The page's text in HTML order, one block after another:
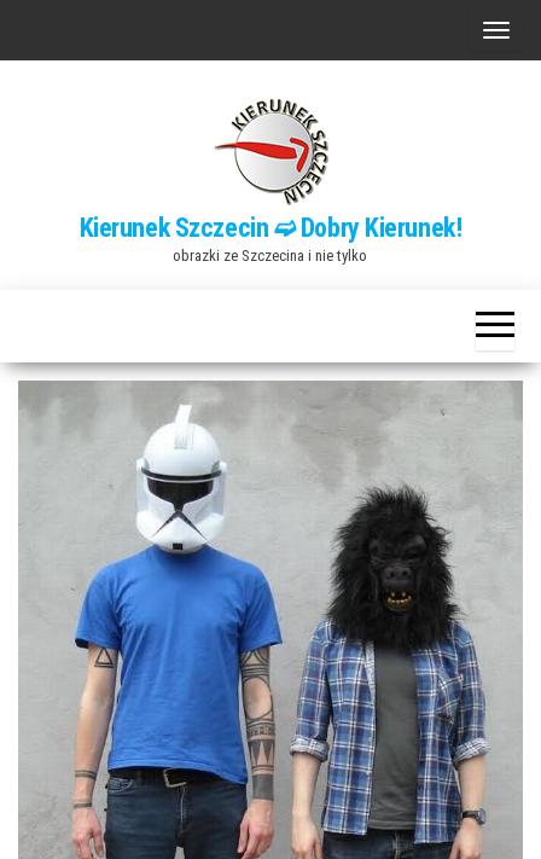
P
n
a
w
Kierunek Szczecin ➫ Dobry Kierunek!
obrazki ze Szczecina i nie tylko